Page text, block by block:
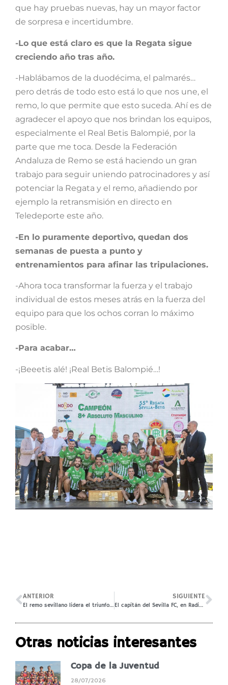
que hay pruebas nuevas, hay un mayor factor
de sorpresa e incertidumbre.
-Lo que está claro es que la Regata sigue
creciendo año tras año.
-Hablábamos de la duodécima, el palmarés…
pero detrás de todo esto está lo que nos une, el
remo, lo que permite que esto suceda. Ahí es de
agradecer el apoyo que nos brindan los equipos,
especialmente el Real Betis Balompié, por la
parte que me toca. Desde la Federación
Andaluza de Remo se está haciendo un gran
trabajo para seguir uniendo patrocinadores y así
potenciar la Regata y el remo, añadiendo por
ejemplo la retransmisión en directo en
Teledeporte este año.
-En lo puramente deportivo, quedan dos
semanas de puesta a punto y
entrenamientos para afinar las tripulaciones.
-Ahora toca transformar la fuerza y el trabajo
individual de estos meses atrás en la fuerza del
equipo para que los ochos corran lo máximo
posible.
-Para acabar…
-¡Beeetis alé! ¡Real Betis Balompié…!
ANTERIOR
El remo sevillano lidera el triunfo de España en los Europeos de remo de mar
SIGUIENTE
El capitán del Sevilla FC, en Radio Marca, la SER, Canal Sur Radio y Onda Cero
Otras noticias interesantes
Copa de la Juventud
28/07/2026